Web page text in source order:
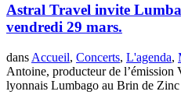
Astral Travel invite
vendredi 29 mars.
dans Accueil, Concerts, L'agenda,
Antoine, producteur de
lyonnais Lumbago au Brin de